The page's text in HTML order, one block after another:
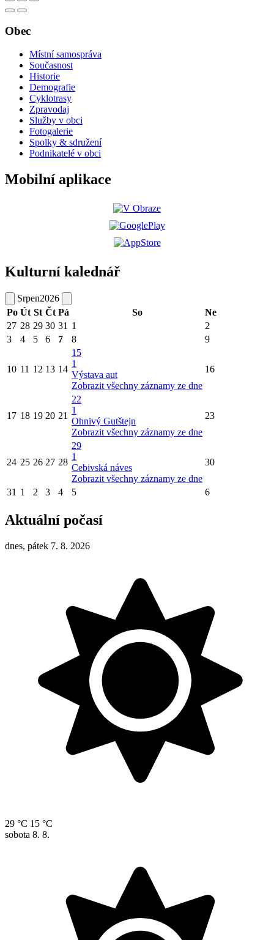
Obec
Místní samospráva
Současnost
Historie
Demografie
Cyklotrasy
Zpravodaj
Služby v obci
Fotogalerie
Spolky & sdružení
Podnikatelé v obci
Mobilní aplikace
Kulturní kalednář
Srpen2026
Po Út St Čt Pá So
Ne
27 28 29 30 31 1
2
3
4 5 6 7 8 9
10 11 12 13 14
15
1
Výstava aut
Zobrazit všechny záznamy ze dne
16
17 18 19 20 21
22
1
Ohnivý Gutštejn
Zobrazit všechny záznamy ze dne
23
24 25 26 27 28
29
1
Cebivská náves
Zobrazit všechny záznamy ze dne
30
31 1 2 3 4 5 6
Aktuální počasí
dnes, pátek 7. 8. 2026
29 °C 15 °C
sobota 8. 8.